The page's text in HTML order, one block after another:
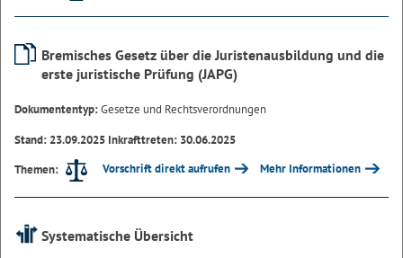
Bremisches Gesetz über die Juristenausbildung und die
erste juristische Prüfung (JAPG)
Dokumententyp:Gesetze und Rechtsverordnungen
Stand: 23.09.2025 Inkrafttreten: 30.06.2025
Themen:
Vorschrift direkt aufrufen Mehr Informationen
Systematische Übersicht